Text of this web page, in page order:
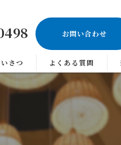
お問い合わせ
さつ よくある質問